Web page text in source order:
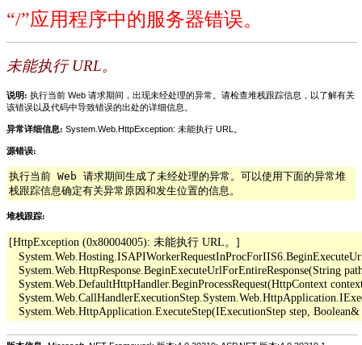
“/”应用程序中的服务器错误。
未能执行 URL。
说明: 执行当前 Web 请求期间，出现未经处理的异常。请检查堆栈跟踪信息，以了解有关
该错误以及代码中导致错误的出处的详细信息。
异常详细信息: System.Web.HttpException: 未能执行 URL。
源错误:
执行当前 Web 请求期间生成了未经处理的异常。可以使用下面的异常堆
栈跟踪信息确定有关异常原因和发生位置的信息。
堆栈跟踪:
[HttpException (0x80004005): 未能执行 URL。]
System.Web.HttpResponse.BeginExecuteUrlForEntireResponse(String
System.Web.DefaultHttpHandler.BeginProcessRequest(HttpContext